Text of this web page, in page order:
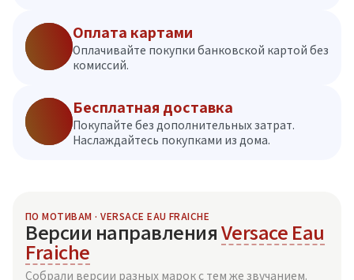
Оплата картами
Оплачивайте покупки банковской картой без
комиссий.
Бесплатная доставка
Покупайте без дополнительных затрат.
Наслаждайтесь покупками из дома.
ПО МОТИВАМ · VERSACE EAU FRAICHE
Версии направления Versace Eau
Fraiche
Собрали версии разных марок с тем же звучанием.